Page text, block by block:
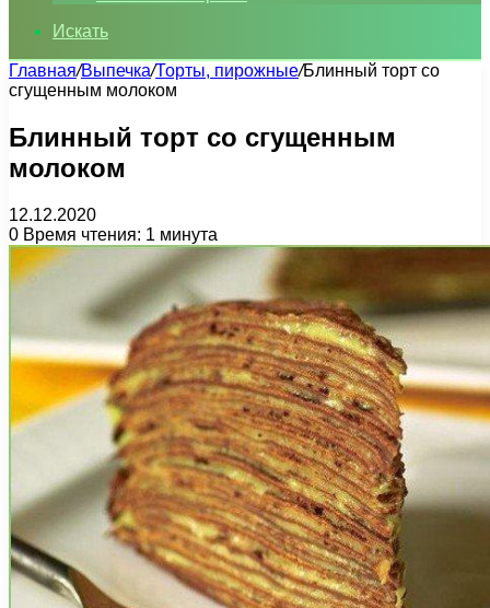
Искать
Главная/Выпечка/Торты, пирожные/Блинный торт со
сгущенным молоком
Блинный торт со сгущенным
молоком
12.12.2020
0 Время чтения: 1 минута